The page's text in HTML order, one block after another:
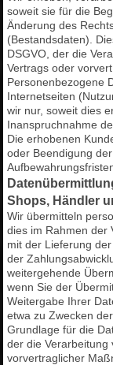
soweit sie für die
Änderung des
(Bestandsdaten).
DSGVO, der die
Vertrags oder
Personenbezogene
Internetseiten
wir nur, soweit dies
Inanspruchnahme
Die erhobenen
oder Beendigung
Shops, Händler
Wir übermitteln
dies im Rahmen der
mit der Lieferung
der
weitergehende
wenn Sie der
Weitergabe Ihrer
etwa zu Zwecken
Grundlage für die
der die Verarbeitung
vorvertraglicher